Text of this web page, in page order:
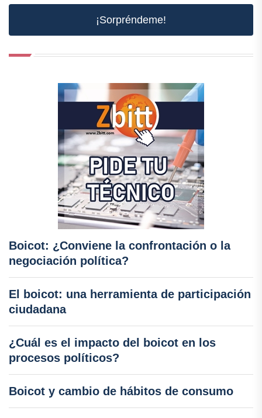
¡Sorpréndeme!
Boicot: ¿Conviene la confrontación o la
negociación política?
El boicot: una herramienta de participación
ciudadana
¿Cuál es el impacto del boicot en los
procesos políticos?
Boicot y cambio de hábitos de consumo